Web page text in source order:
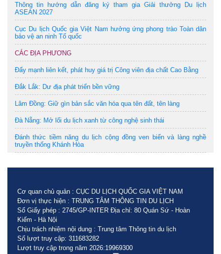
Thông tin hướng dẫn đăng ký tham gia Giải thưởng Du lịch
ASEAN 2027
Cục Du lịch Quốc gia Việt Nam hưởng ứng phong trào Toàn dân
bảo vệ an ninh Tổ quốc
CÁC ĐỊA PHƯƠNG
Đẩy mạnh liên kết, phát huy giá trị Công viên địa chất Cao Bằng
Đắk Lắk: Dư địa phát triển bền vững
Lâm Đồng: Giữ gìn bản sắc văn hóa qua tên đất, tên làng
Đà Nẵng: Mở lối du lịch xanh từ công nghệ sinh thái
Đánh thức tiềm năng du lịch cộng đồng ven biển và làng nghề
truyền thống Khánh Hòa
Cơ quan chủ quản : CỤC DU LỊCH QUỐC GIA VIỆT NAM
Đơn vị thực hiện : TRUNG TÂM THÔNG TIN DU LỊCH
Số Giấy phép : 2745/GP-INTER Địa chỉ: 80 Quán Sứ - Hoàn
Kiếm - Hà Nội
Chịu trách nhiệm nội dung : Trung tâm Thông tin du lịch
Số lượt truy cập: 311683282
Lượt truy cập trong năm 2026:19969300